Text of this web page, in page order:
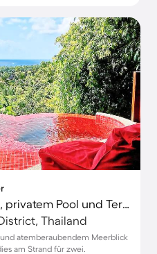
Schöne Villa mit Garten, privatem Pool und Terrasse | Poolblick | Ideal für Homeoffice
Thailand
atemberaubendem Meerblick
am Strand für zwei.